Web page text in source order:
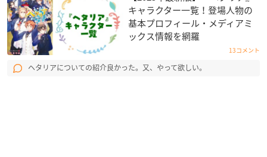
キャラクター一覧！登場人物の
基本プロフィール・メディアミ
ックス情報を網羅
13コメント
ヘタリアについての紹介良かった。又、やって欲しい。